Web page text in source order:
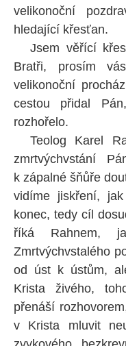
velikonoční
hledající křesťan.
Jsem věřící
Bratři, prosím
velikonoční
cestou přidal
rozhořelo.
Teolog Karel
zmrtvýchvstání
k zápalné šňůře
vidíme jiskření,
konec, tedy cíl
říká Rahnem,
Zmrtvýchvstalého
od úst k ústům,
Krista živého,
přenáší
v Krista mluvit